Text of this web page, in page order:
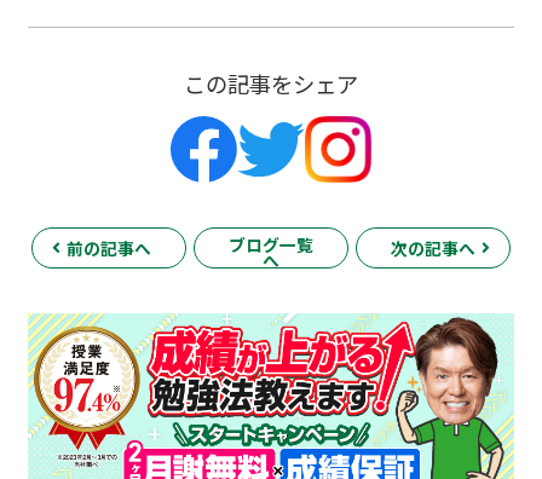
この記事をシェア
前の記事へ ブログ一覧
へ
次の記事へ